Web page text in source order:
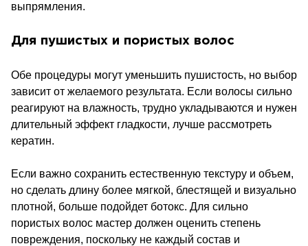
выпрямления.
Для пушистых и пористых волос
Обе процедуры могут уменьшить пушистость, но выбор
зависит от желаемого результата. Если волосы сильно
реагируют на влажность, трудно укладываются и нужен
длительный эффект гладкости, лучше рассмотреть
кератин.
Если важно сохранить естественную текстуру и объем,
но сделать длину более мягкой, блестящей и визуально
плотной, больше подойдет ботокс. Для сильно
пористых волос мастер должен оценить степень
повреждения, поскольку не каждый состав и
ЗАПИСАТЬСЯ